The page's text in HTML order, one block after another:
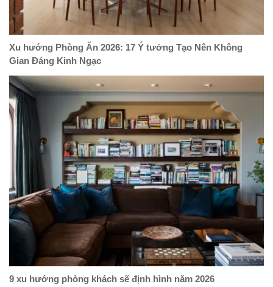
Xu hướng Phòng Ăn 2026: 17 Ý tưởng Tạo Nên Không
Gian Đáng Kinh Ngạc
9 xu hướng phòng khách sẽ định hình năm 2026